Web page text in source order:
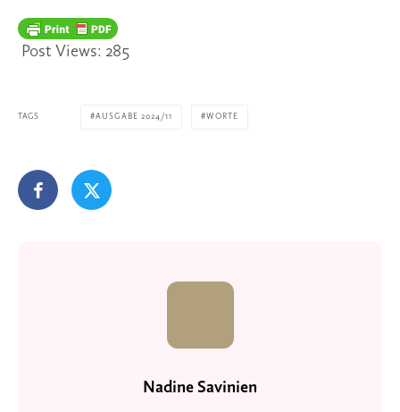
Post Views: 285
TAGS AUSGABE 2024/11 WORTE
Nadine Savinien